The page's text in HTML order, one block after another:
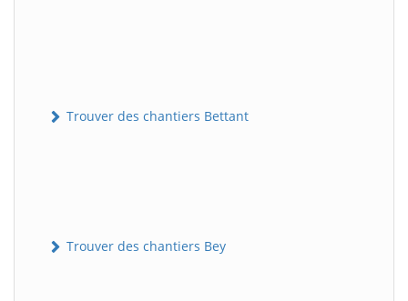
Trouver des chantiers Bettant
Trouver des chantiers Bey